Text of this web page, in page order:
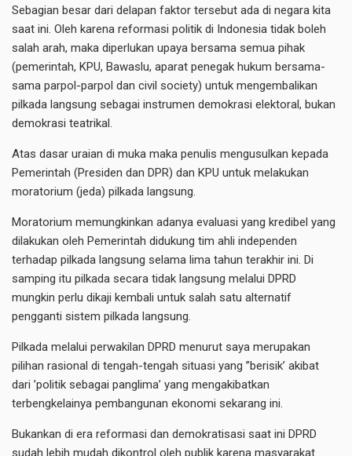
Sebagian besar dari delapan faktor tersebut ada di negara kita
saat ini. Oleh karena reformasi politik di Indonesia tidak boleh
salah arah, maka diperlukan upaya bersama semua pihak
(pemerintah, KPU, Bawaslu, aparat penegak hukum bersama-
sama parpol-parpol dan civil society) untuk mengembalikan
pilkada langsung sebagai instrumen demokrasi elektoral, bukan
demokrasi teatrikal.
Atas dasar uraian di muka maka penulis mengusulkan kepada
Pemerintah (Presiden dan DPR) dan KPU untuk melakukan
moratorium (jeda) pilkada langsung.
Moratorium memungkinkan adanya evaluasi yang kredibel yang
dilakukan oleh Pemerintah didukung tim ahli independen
terhadap pilkada langsung selama lima tahun terakhir ini. Di
samping itu pilkada secara tidak langsung melalui DPRD
mungkin perlu dikaji kembali untuk salah satu alternatif
pengganti sistem pilkada langsung.
Pilkada melalui perwakilan DPRD menurut saya merupakan
pilihan rasional di tengah-tengah situasi yang ”berisik’ akibat
dari ’politik sebagai panglima’ yang mengakibatkan
terbengkelainya pembangunan ekonomi sekarang ini.
Bukankan di era reformasi dan demokratisasi saat ini DPRD
sudah lebih mudah dikontrol oleh publik karena masyarakat